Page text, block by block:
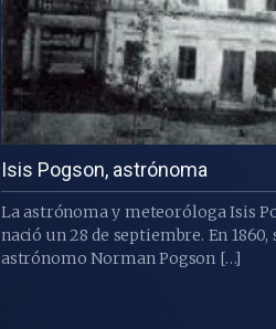
Isis Pogson, astrónoma
La astrónoma y meteoróloga Isis
nació un 28 de septiembre. En 1860,
astrónomo Norman Pogson […]